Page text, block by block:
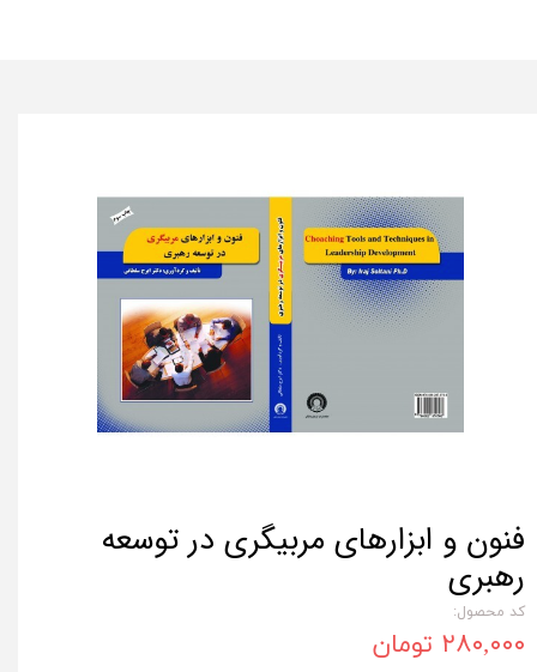
فنون و ابزارهای مربیگری در توسعه
رهبری
کد محصول:
۲۸۰,۰۰۰ تومان